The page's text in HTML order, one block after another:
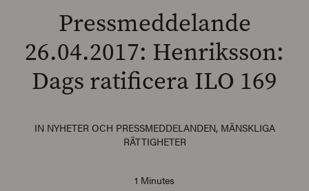
SEARCH
Pressmeddelande
26.04.2017: Henriksson:
Dags ratificera ILO 169
IN NYHETER OCH PRESSMEDDELANDEN, MÄNSKLIGA
RÄTTIGHETER
1 Minutes